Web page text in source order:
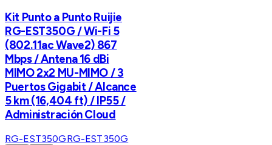
Kit Punto a Punto Ruijie
RG-EST350G / Wi-Fi 5
(802.11ac Wave2) 867
Mbps / Antena 16 dBi
MIMO 2x2 MU-MIMO / 3
Puertos Gigabit / Alcance
5 km (16,404 ft) / IP55 /
Administración Cloud
RG-EST350GRG-EST350G